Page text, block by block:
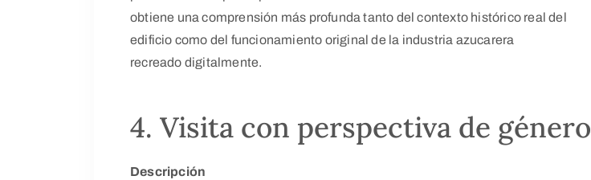
obtiene una comprensión más profunda tanto del contexto histórico real del
edificio como del funcionamiento original de la industria azucarera
recreado digitalmente.
4. Visita con perspectiva de género
Descripción